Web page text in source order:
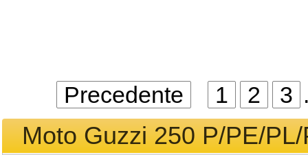
Precedente 1 2 3
Moto Guzzi 250 P/PE/